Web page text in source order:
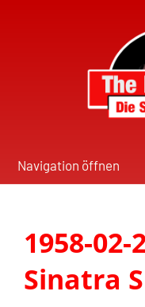
Navigation öffnen
1958-
Sinatra